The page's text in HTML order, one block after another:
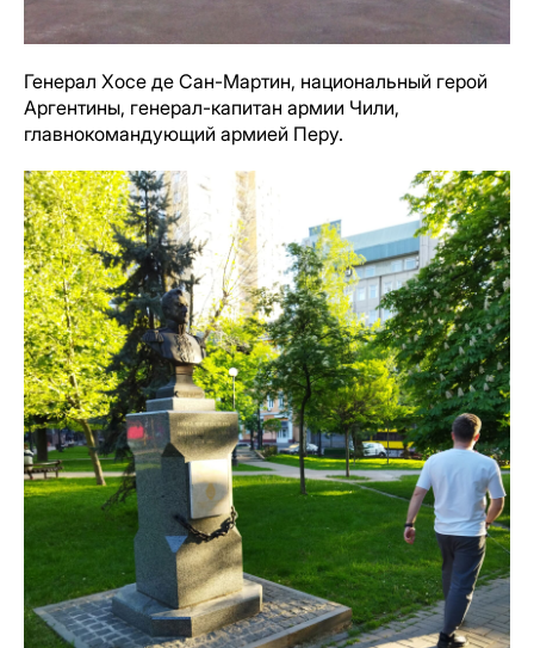
Генерал Хосе де Сан-Мартин, национальный герой
Аргентины, генерал-капитан армии Чили,
главнокомандующий армией Перу.